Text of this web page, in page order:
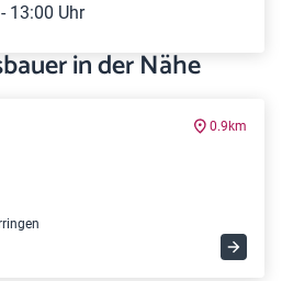
13:00 Uhr
in der Nähe
0.9km